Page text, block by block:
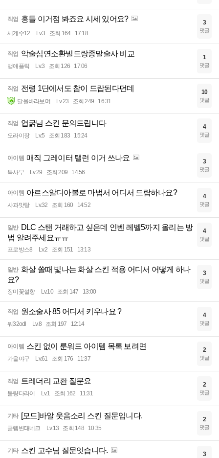
직업 홍들 이거점 봐죠요 시세 있어요?
세계수12 Lv.3 조회 164 17:18
3
댓글
직업 악술심연소환빌드랑종말술사 비교
뱅애플릭 Lv.3 조회 126 17:06
1
댓글
직업 전령 1단에서도 참이 드랍된다던데
달을바라보며 Lv.23 조회 249 16:31
10
댓글
직업 엽굵님 스킨 문의드립니다
오라이장 Lv.5 조회 183 15:24
4
댓글
아이템 매직 그레이터 탤런 이거 쓰나요
특사부 Lv.29 조회 209 14:56
3
댓글
아이템 아르스알디아볼로 마법서 어디서 드랍하나요?
사과맛탕 Lv.32 조회 160 14:52
4
댓글
일반 DLC 스탠 거래하고 싶은데 인벤 레벨5까지 올리는 방
법 알려주세요ㅠㅠ
프로방스8 Lv.2 조회 151 13:13
4
댓글
일반 화살 쏠때 빛나는 화살 스킨 적용 어디서 어떻게 하나
요?
장미꽃설향 Lv.10 조회 147 13:00
3
댓글
직업 원소술사 85 어디서 키우나요 ?
뭐32odl Lv.8 조회 197 12:14
4
댓글
아이템 스킨 없이 룬워드 아이템 목록 보려면
가을야구 Lv.61 조회 176 11:37
2
댓글
직업 트레더리 교환 질문요
불량다라이 Lv.1 조회 162 11:31
2
댓글
기타 [모드]바알 웃음소리 스킨 질문입니다.
골렘변태네크 Lv.13 조회 148 10:35
2
댓글
기타 스킨 고수님 질문잇습니다. 3